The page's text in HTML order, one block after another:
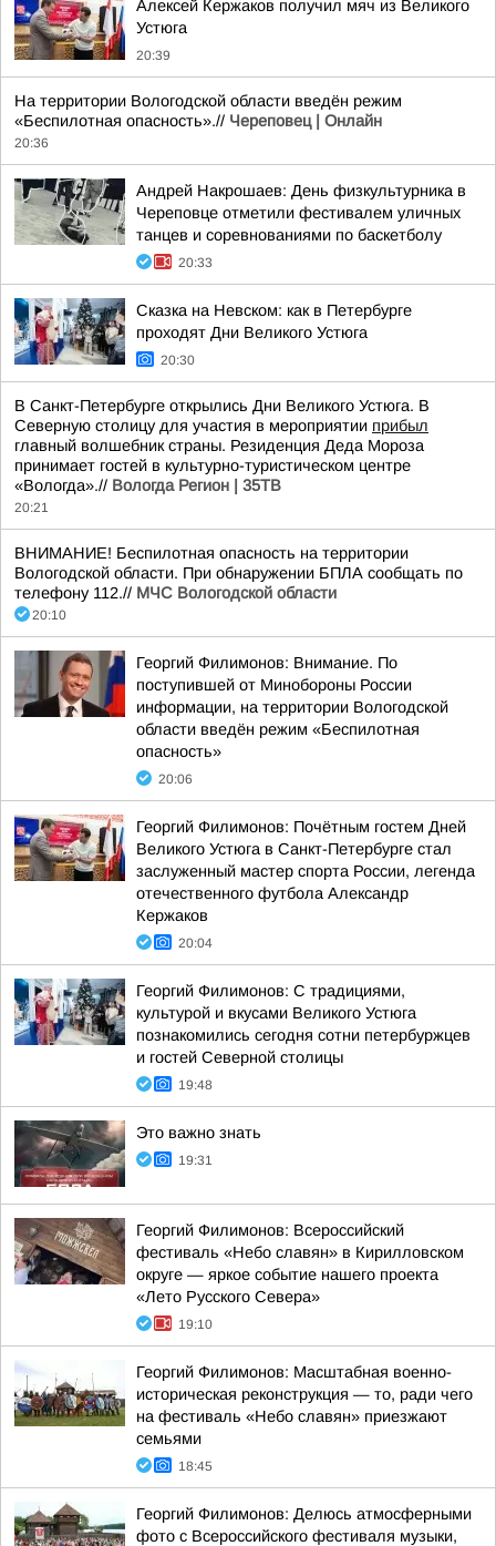
Алексей Кержаков получил мяч из Великого
Устюга
20:39
На территории Вологодской области введён режим
«Беспилотная опасность».// Череповец | Онлайн
20:36
Андрей Накрошаев: День физкультурника в
Череповце отметили фестивалем уличных
танцев и соревнованиями по баскетболу
20:33
Сказка на Невском: как в Петербурге
проходят Дни Великого Устюга
20:30
В Санкт-Петербурге открылись Дни Великого Устюга. В
Северную столицу для участия в мероприятии прибыл
главный волшебник страны. Резиденция Деда Мороза
принимает гостей в культурно-туристическом центре
«Вологда».// Вологда Регион | 35ТВ
20:21
ВНИМАНИЕ! Беспилотная опасность на территории
Вологодской области. При обнаружении БПЛА сообщать по
телефону 112.// МЧС Вологодской области
20:10
Георгий Филимонов: Внимание. По
поступившей от Минобороны России
информации, на территории Вологодской
области введён режим «Беспилотная
опасность»
20:06
Георгий Филимонов: Почётным гостем Дней
Великого Устюга в Санкт-Петербурге стал
заслуженный мастер спорта России, легенда
отечественного футбола Александр
Кержаков
20:04
Георгий Филимонов: С традициями,
культурой и вкусами Великого Устюга
познакомились сегодня сотни петербуржцев
и гостей Северной столицы
19:48
Это важно знать
19:31
Георгий Филимонов: Всероссийский
фестиваль «Небо славян» в Кирилловском
округе — яркое событие нашего проекта
«Лето Русского Севера»
19:10
Георгий Филимонов: Масштабная военно-
историческая реконструкция — то, ради чего
на фестиваль «Небо славян» приезжают
семьями
18:45
Георгий Филимонов: Делюсь атмосферными
фото с Всероссийского фестиваля музыки,